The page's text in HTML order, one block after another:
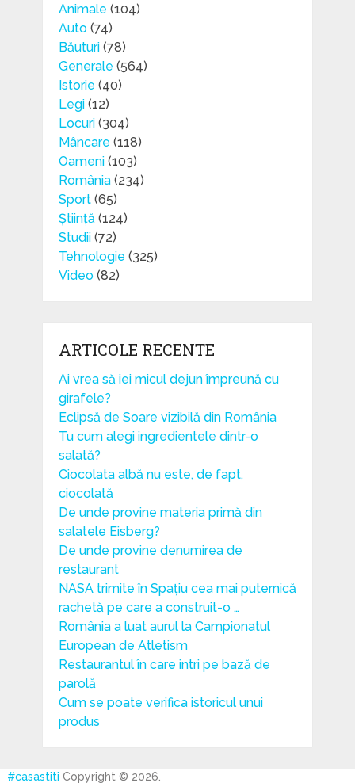
Animale (104)
Auto(74)
Băuturi(78)
Generale (564)
Istorie (40)
Legi(12)
Locuri(304)
Mâncare (118)
Oameni(103)
România(234)
Sport(65)
Știință(124)
Studii(72)
Tehnologie (325)
Video(82)
ARTICOLE RECENTE
Ai vrea să iei micul dejun împreună cu
girafele?
Eclipsă de Soare vizibilă din România
Tu cum alegi ingredientele dintr-o
salată?
Ciocolata albă nu este, de fapt,
ciocolată
De unde provine materia primă din
salatele Eisberg?
De unde provine denumirea de
restaurant
NASA trimite în Spațiu cea mai puternică
rachetă pe care a construit-o …
România a luat aurul la Campionatul
European de Atletism
Restaurantul în care intri pe bază de
parolă
Cum se poate verifica istoricul unui
produs
#casastiti Copyright © 2026.